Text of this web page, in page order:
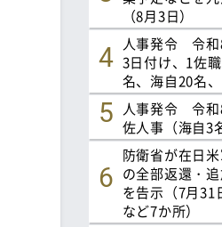
（8月3日）
人事発令 令和
3日付け、1佐
名、海自20名、
人事発令 令和
佐人事（海自3
防衛省が在日
の全部返還・
を告示（7月31
など7か所）